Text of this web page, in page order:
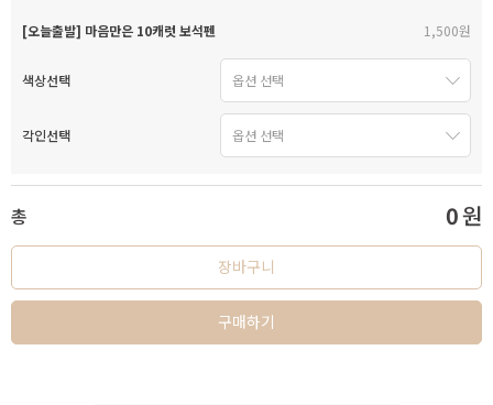
[오늘출발] 마음만은 10캐럿 보석펜 1,500원
색상선택
각인선택
총 0원
장바구니
구매하기